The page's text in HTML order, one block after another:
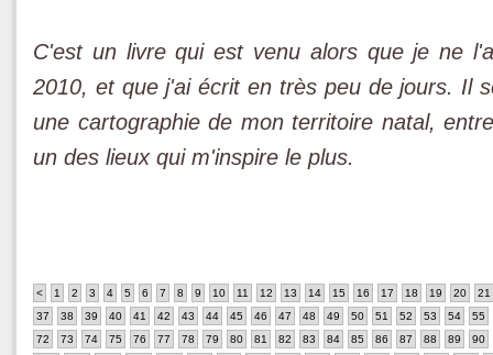
C'est un livre qui est venu alors que je ne
2010, et que j'ai écrit en très peu de jours. Il
une cartographie de mon territoire natal,
un des lieux qui m'inspire le plus.
< 1 2 3 4 5 6 7 8 9 10 11 12 13 14 15 16 17 18 19 20
21
37
38 39 40 41 42 43 44 45 46 47 48 49 50 51 52 53 54
55
72
73 74 75 76 77 78 79 80 81 82 83 84 85 86 87 88 89
90